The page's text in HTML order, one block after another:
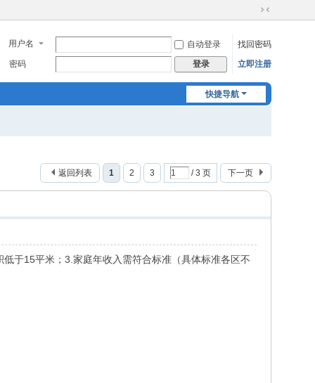
切
到
窄
用户名 自动登录
找回密码
密码
登录 立即注册
快捷导航
1 2 3 / 3 页 下一页
返回列表
于15平米；3.家庭年收入需符合标准（具体标准各区不